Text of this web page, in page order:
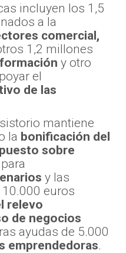
incluyen los 1,5
a la
comercial,
1,2 millones
y otro
el
de las
mantiene
la bonificación del
sobre
y las
euros
relevo
de negocios
ayudas de 5.000
emprendedoras.